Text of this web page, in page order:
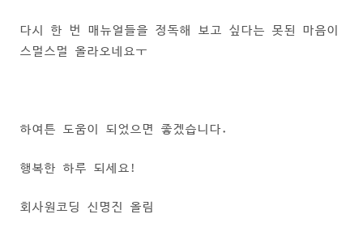
다시 한 번 매뉴얼들을 정독해 보고 싶다는 못된 마음이
스멀스멀 올라오네요ㅜ
하여튼 도움이 되었으면 좋겠습니다.
행복한 하루 되세요!
회사원코딩 신명진 올림